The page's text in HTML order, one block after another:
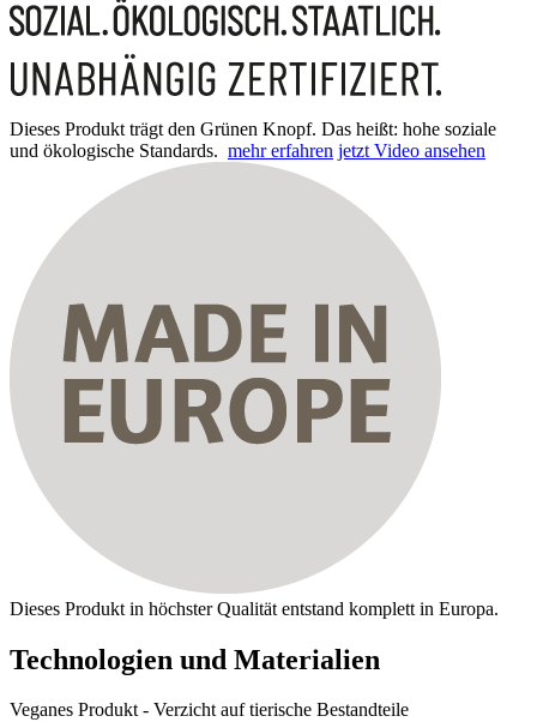
Dieses Produkt trägt den Grünen Knopf. Das heißt: hohe soziale
und ökologische Standards. mehr erfahren jetzt Video ansehen
Dieses Produkt in höchster Qualität entstand komplett in Europa.
Technologien und Materialien
Veganes Produkt - Verzicht auf tierische Bestandteile